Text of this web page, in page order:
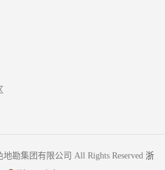
勘集团有限公司 All Rights Reserved 浙